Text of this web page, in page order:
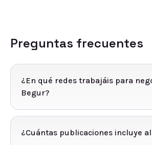
Preguntas frecuentes
¿En qué redes trabajáis para
Begur?
¿Cuántas publicaciones incluye